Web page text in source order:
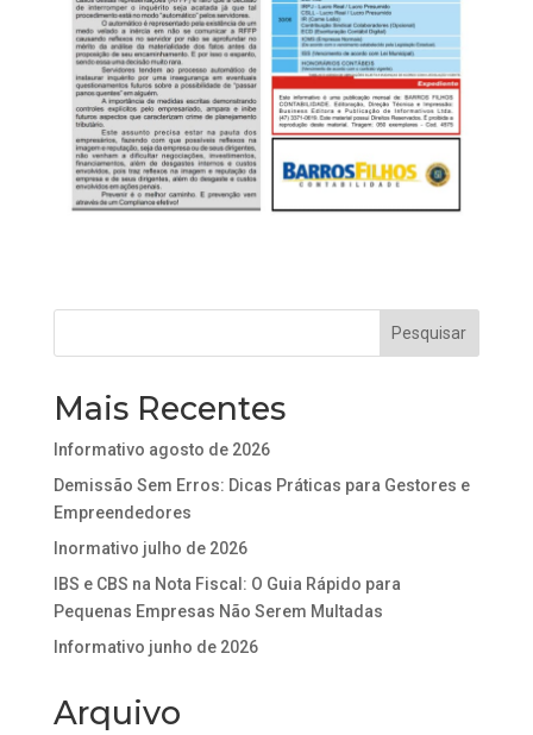
Mais Recentes
Informativo agosto de 2026
Demissão Sem Erros: Dicas Práticas para Gestores e
Empreendedores
Inormativo julho de 2026
IBS e CBS na Nota Fiscal: O Guia Rápido para
Pequenas Empresas Não Serem Multadas
Informativo junho de 2026
Arquivo